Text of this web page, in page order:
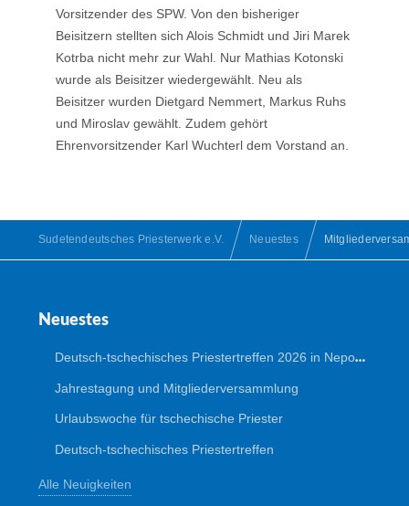
Vorsitzender des SPW. Von den bisheriger
Beisitzern stellten sich Alois Schmidt und Jiri Marek
Kotrba nicht mehr zur Wahl. Nur Mathias Kotonski
wurde als Beisitzer wiedergewählt. Neu als
Beisitzer wurden Dietgard Nemmert, Markus Ruhs
und Miroslav gewählt. Zudem gehört
Ehrenvorsitzender Karl Wuchterl dem Vorstand an.
Sudetendeutsches Priesterwerk e.V. Neuestes
Neuestes
Deutsch-tschechisches Priestertreffen 2026 in Nepomuk
Jahrestagung und Mitgliederversammlung
Urlaubswoche für tschechische Priester
Deutsch-tschechisches Priestertreffen
Alle Neuigkeiten